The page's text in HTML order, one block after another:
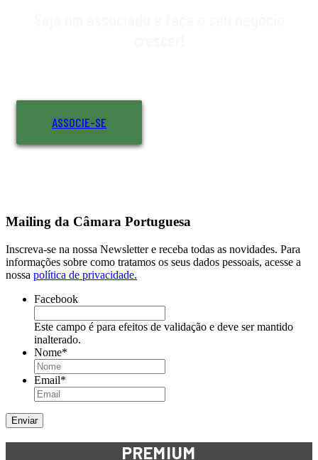
ASSOCIE-SE
Mailing da Câmara Portuguesa
Inscreva-se na nossa Newsletter e receba todas as novidades. Para
informações sobre como tratamos os seus dados pessoais, acesse a
nossa política de privacidade.
Facebook
Este campo é para efeitos de validação e deve ser mantido
inalterado.
Nome*
Email*
PREMIUM